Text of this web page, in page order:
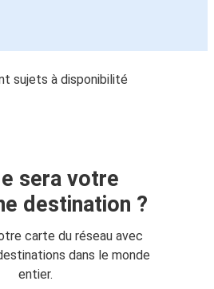
sujets à disponibilité
sera votre
destination ?
carte du réseau avec
dans le monde
entier.